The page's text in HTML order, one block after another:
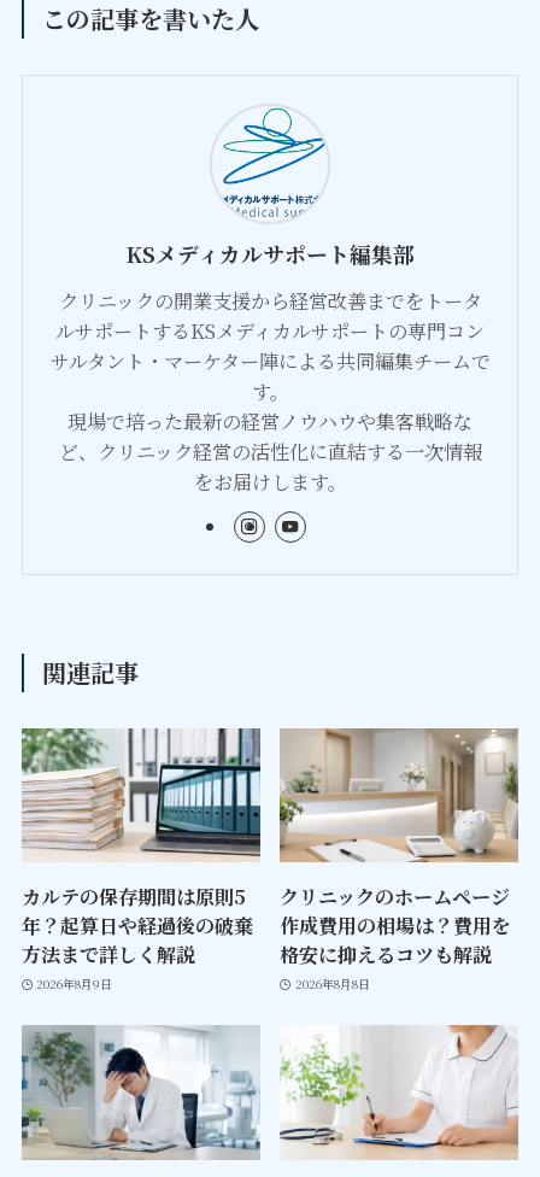
この記事を書いた人
KSメディカルサポート編集部
クリニックの開業支援から経営改善までをトータ
ルサポートするKSメディカルサポートの専門コン
サルタント・マーケター陣による共同編集チームで
す。
現場で培った最新の経営ノウハウや集客戦略な
ど、クリニック経営の活性化に直結する一次情報
をお届けします。
関連記事
カルテの保存期間は原則5
年？起算日や経過後の破棄
方法まで詳しく解説
2026年8月9日
クリニックのホームページ
作成費用の相場は？費用を
格安に抑えるコツも解説
2026年8月8日